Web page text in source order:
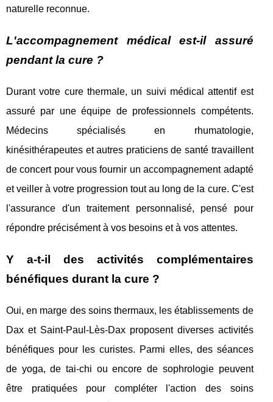
naturelle reconnue.
L'accompagnement médical est-il assuré
pendant la cure ?
Durant votre cure thermale, un suivi médical attentif est
assuré par une équipe de professionnels compétents.
Médecins spécialisés en rhumatologie,
kinésithérapeutes et autres praticiens de santé travaillent
de concert pour vous fournir un accompagnement adapté
et veiller à votre progression tout au long de la cure. C'est
l'assurance d'un traitement personnalisé, pensé pour
répondre précisément à vos besoins et à vos attentes.
Y a-t-il des activités complémentaires
bénéfiques durant la cure ?
Oui, en marge des soins thermaux, les établissements de
Dax et Saint-Paul-Lès-Dax proposent diverses activités
bénéfiques pour les curistes. Parmi elles, des séances
de yoga, de tai-chi ou encore de sophrologie peuvent
être pratiquées pour compléter l'action des soins